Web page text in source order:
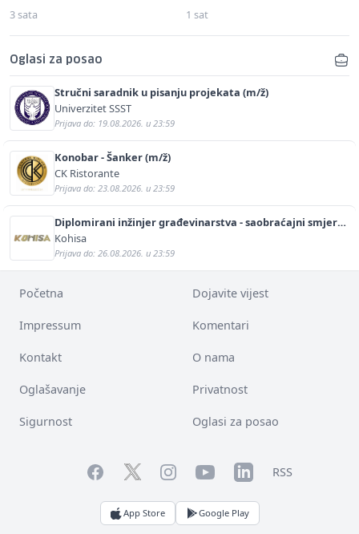
3 sata 1 sat
Oglasi za posao
Stručni saradnik u pisanju projekata (m/ž)
Univerzitet SSST
Prijava do: 19.08.2026. u 23:59
Konobar - Šanker (m/ž)
CK Ristorante
Prijava do: 23.08.2026. u 23:59
Diplomirani inžinjer građevinarstva - saobraćajni smjer
(m/ž)
Kohisa
Prijava do: 26.08.2026. u 23:59
Početna Dojavite vijest
Impressum Komentari
Kontakt O nama
Oglašavanje Privatnost
Sigurnost Oglasi za posao
FacebookTwitterInstagramYouTubeLinkedInRSS
App Store Google Play